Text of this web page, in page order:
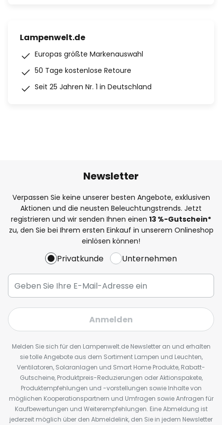
Lampenwelt.de
Europas größte Markenauswahl
50 Tage kostenlose Retoure
Seit 25 Jahren Nr. 1 in Deutschland
Newsletter
Verpassen Sie keine unserer besten Angebote, exklusiven
Aktionen und die neusten Beleuchtungstrends. Jetzt
registrieren und wir senden Ihnen einen 13 %-Gutschein*
zu, den Sie bei Ihrem ersten Einkauf in unserem Onlineshop
einlösen können!
Privatkunde Unternehmen
Anmelden
Melden Sie sich für den Lampenwelt.de Newsletter an und erhalten
sie tolle Angebote aus dem Sortiment Lampen und Leuchten,
Ventilatoren, Solaranlagen und Smart Home Produkte, Rabatt-
Gutscheine, Produktpreis-Reduzierungen oder Aktionspakete,
Produktempfehlungen und -vorstellungen sowie Inhalte von
möglichen Kooperationspartnern und Umfragen sowie Anfragen für
Kaufbewertungen und Weiterempfehlungen. Eine Abmeldung ist
jederzeit möglich über den Abmeldelink, den Sie in jedem Newsletter